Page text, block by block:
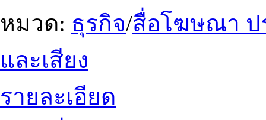
หมวด: ธุรกิจ/สื่อโฆษณา ป
และเสียง
รายละเอียด